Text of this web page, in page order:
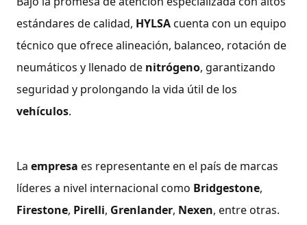
estándares de calidad, HYLSAcuenta con un equipo
técnico que ofrece alineación, balanceo, rotación de
neumáticos y llenado de nitrógeno, garantizando
seguridad y prolongando la vida útil de los
vehículos.
La empresa es representante en el país de marcas
líderes a nivel internacional como Bridgestone,
Firestone, Pirelli, Grenlander, Nexen, entre otras.